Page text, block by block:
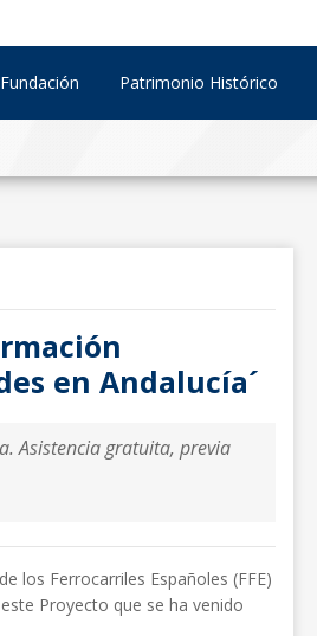
Patrimonio Histórico
en Andalucía´
Asistencia gratuita, previa
los Ferrocarriles Españoles (FFE)
Proyecto que se ha venido